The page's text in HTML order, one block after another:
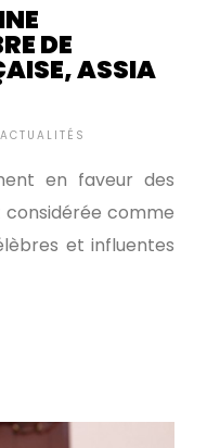
DE
ASSIA
ACTUALITÉS
en faveur des
comme
et influentes